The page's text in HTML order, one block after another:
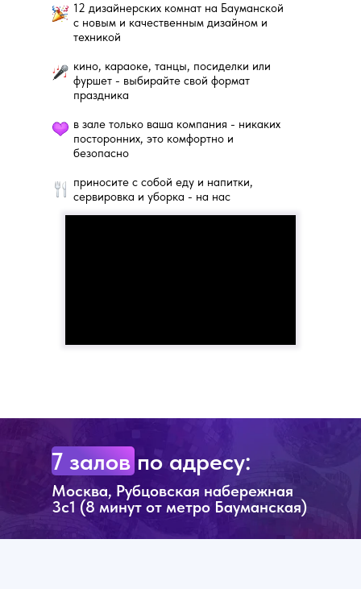
12 дизайнерских комнат на Бауманской
с новым и качественным дизайном и
техникой
кино, караоке, танцы, посиделки или
фуршет - выбирайте свой формат
праздника
в зале только ваша компания - никаких
посторонних, это комфортно и
безопасно
приносите с собой еду и напитки,
сервировка и уборка - на нас
7 залов по адресу:
Москва, Рубцовская набережная
3с1 (8 минут от метро Бауманская)